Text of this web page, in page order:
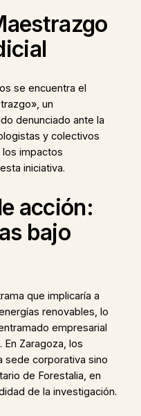
se encuentra el
un
denunciado ante la
y colectivos
impactos
iniciativa.
acción:
bajo
que implicaría a
renovables, lo
empresarial
Zaragoza, los
sede corporativa sino
de Forestalia, en
de la investigación.